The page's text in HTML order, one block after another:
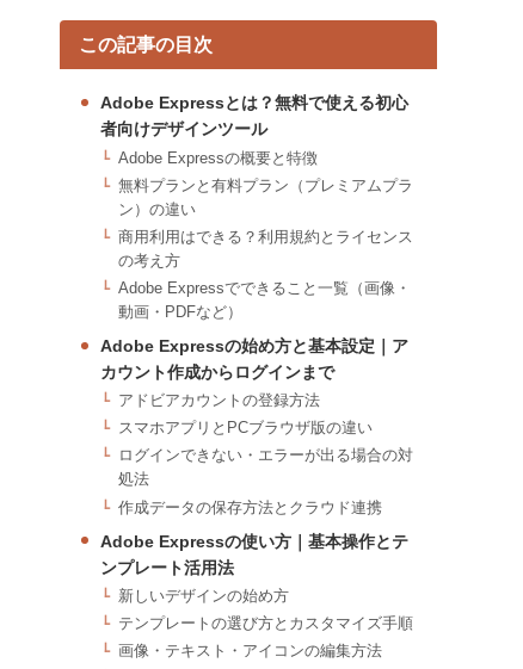
この記事の目次
Adobe Expressとは？無料で使える初心
者向けデザインツール
Adobe Expressの概要と特徴
無料プランと有料プラン（プレミアムプラ
ン）の違い
商用利用はできる？利用規約とライセンス
の考え方
Adobe Expressでできること一覧（画像・
動画・PDFなど）
Adobe Expressの始め方と基本設定｜ア
カウント作成からログインまで
アドビアカウントの登録方法
スマホアプリとPCブラウザ版の違い
ログインできない・エラーが出る場合の対
処法
作成データの保存方法とクラウド連携
Adobe Expressの使い方｜基本操作とテ
ンプレート活用法
新しいデザインの始め方
テンプレートの選び方とカスタマイズ手順
画像・テキスト・アイコンの編集方法